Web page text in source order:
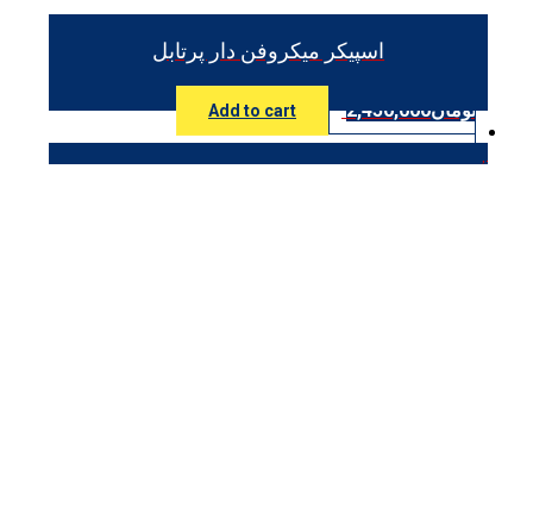
اسپیکر میکروفن دار پرتابل
تومان2,450,000
Add to cart